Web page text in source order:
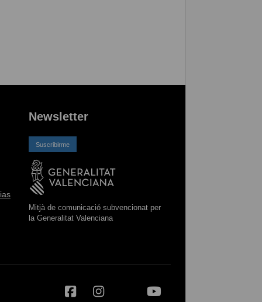
Newsletter
Suscribirme
Mitjà de comunicació subvencionat per
la Generalitat Valenciana